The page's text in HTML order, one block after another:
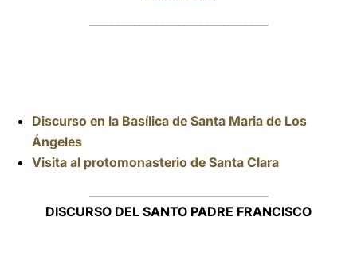
Discurso en la Basílica de Santa Maria de Los
Ángeles
Visita al protomonasterio de Santa Clara
DISCURSO DEL SANTO PADRE FRANCISCO